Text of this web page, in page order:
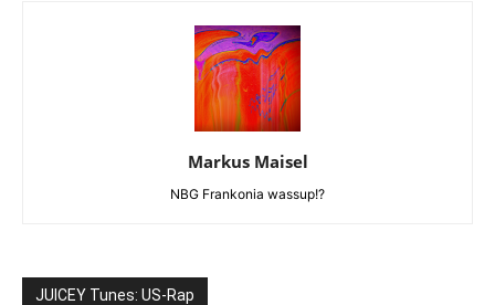
Markus Maisel
NBG Frankonia wassup!?
JUICEY Tunes: US-Rap